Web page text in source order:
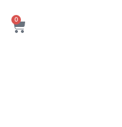
0 Cart